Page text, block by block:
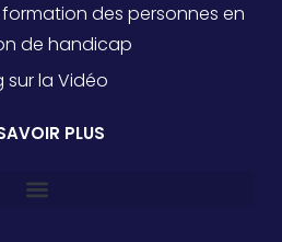
des personnes en
de handicap
sur la Vidéo
PLUS